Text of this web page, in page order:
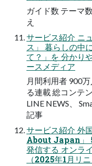
ガイド数 テーマ
え
サービス紹介 ニ
ス」 暮らしの中
て？」を 分かり
ースメディア
月間利用者 900
る連載 総コンテ
LINE NEWS、
記事
サービス紹介 外
About Japan」
発信する オンラ
（2025年1月リニ